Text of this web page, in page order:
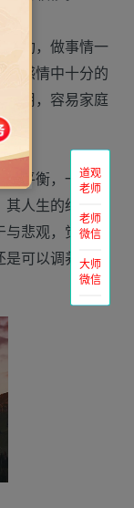
成功，做事情一
在感情中十分的
适用，容易家庭
平衡，一方面
人生的经历可
悲观，觉得自
可以调养的，
道观
老师
老师
微信
大师
微信